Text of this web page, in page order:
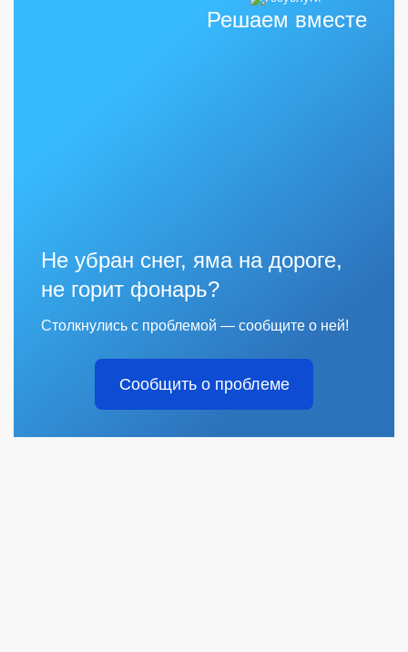
Решаем вместе
Не убран снег, яма на дороге,
не горит фонарь?
Столкнулись с проблемой — сообщите о ней!
Сообщить о проблеме